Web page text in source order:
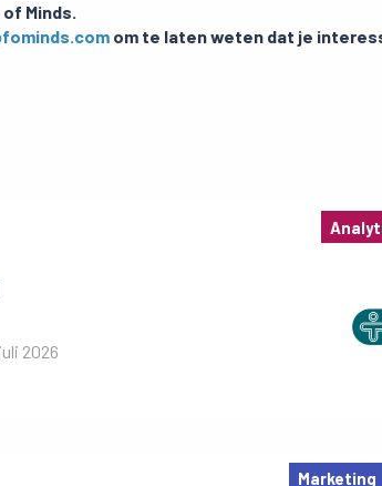
Minds.
om te laten weten dat je
2026
Marketing